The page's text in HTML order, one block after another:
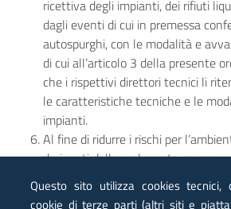
ricettiva degli impianti, dei rifiuti
dagli eventi di cui in premessa
autospurghi, con le modalità e
di cui all’articolo 3 della presente
che i rispettivi direttori tecnici li
le caratteristiche tecniche e le
impianti.
Al fine di ridurre i rischi per
derivanti dalla prolungata
stoccaggio temporaneo, il
soggetti attuatori, con le modalità
Questo sito utilizza cookies tecnici,
cookie di terze parti (altri siti e